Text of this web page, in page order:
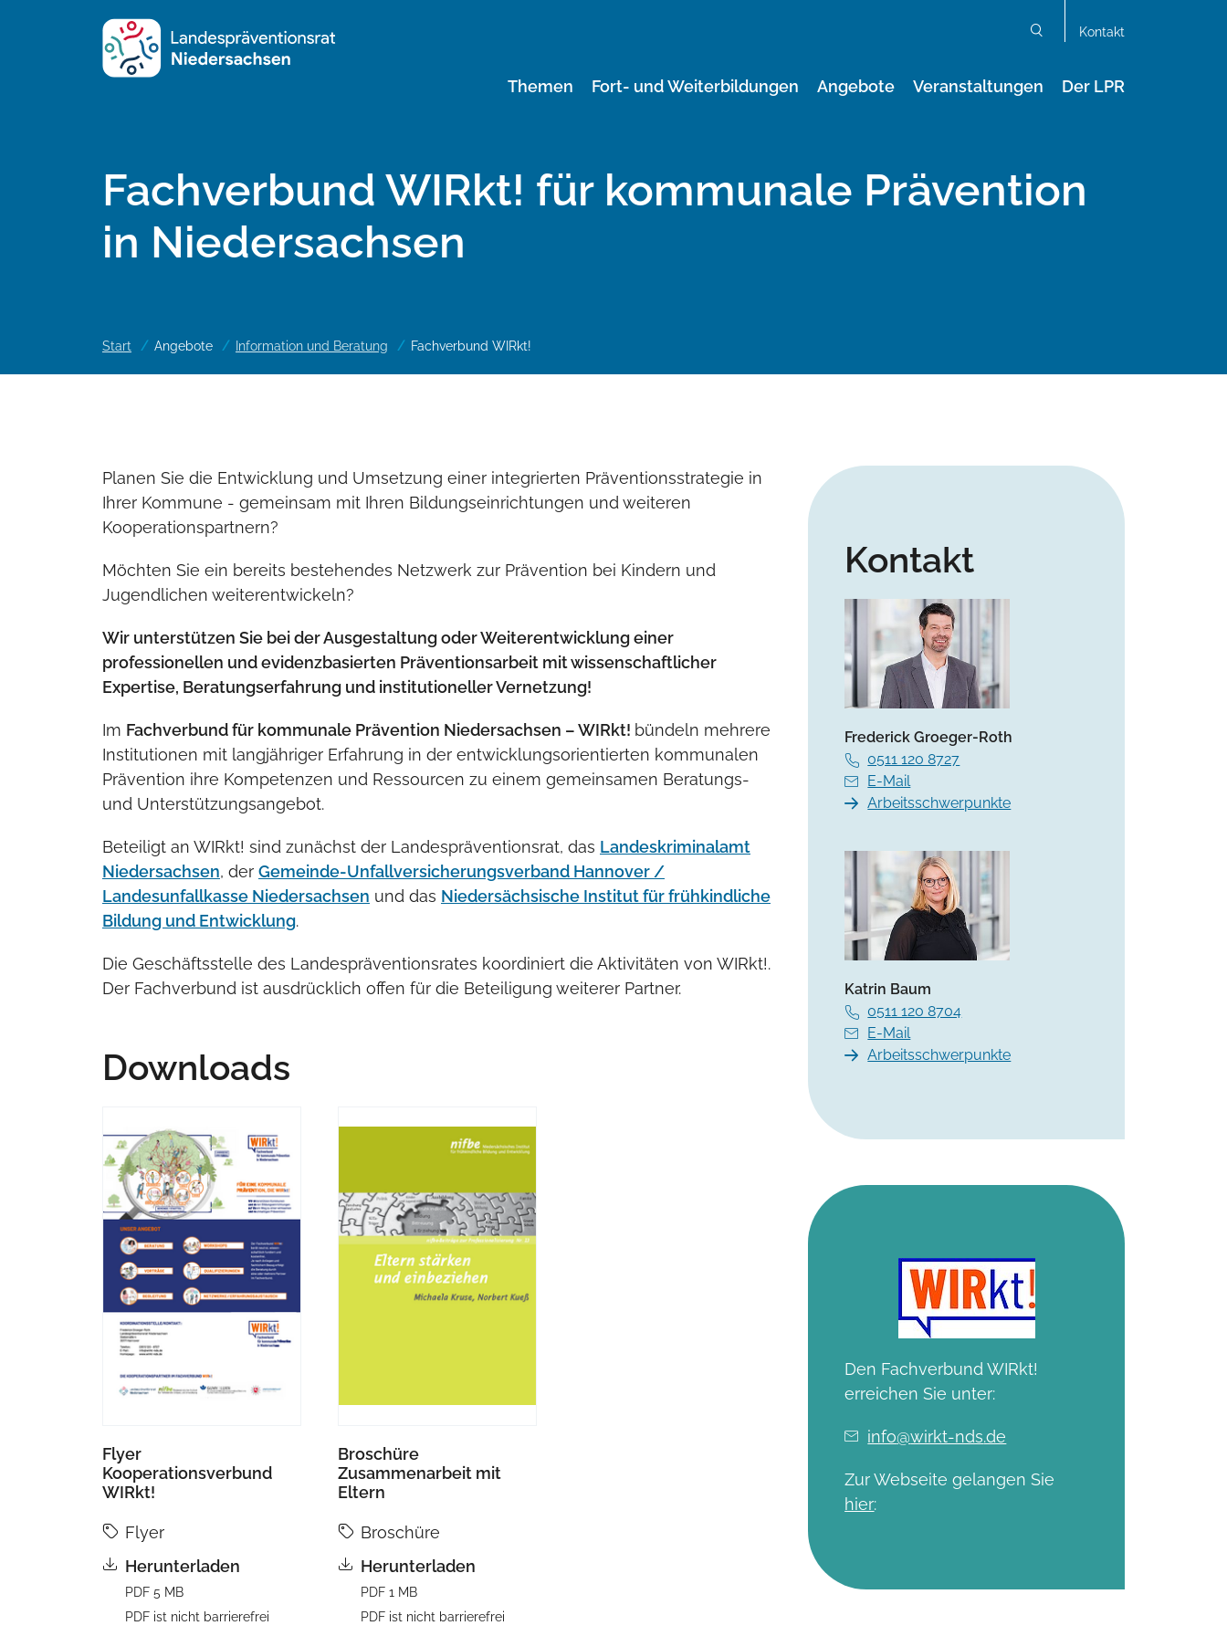
Suchen Kontakt
Themen Fort- und Weiterbildungen Angebote Veranstaltungen Der LPR
Fachverbund WIRkt! für kommunale Prävention
in Niedersachsen
Start Angebote Information und Beratung Fachverbund WIRkt!
Planen Sie die Entwicklung und Umsetzung einer integrierten Präventionsstrategie in
Ihrer Kommune - gemeinsam mit Ihren Bildungseinrichtungen und weiteren
Kooperationspartnern?
Möchten Sie ein bereits bestehendes Netzwerk zur Prävention bei Kindern und
Jugendlichen weiterentwickeln?
Wir unterstützen Sie bei der Ausgestaltung oder Weiterentwicklung einer
professionellen und evidenzbasierten Präventionsarbeit mit wissenschaftlicher
Expertise, Beratungserfahrung und institutioneller Vernetzung!
Im Fachverbund für kommunale Prävention Niedersachsen – WIRkt! bündeln mehrere
Institutionen mit langjähriger Erfahrung in der entwicklungsorientierten kommunalen
Prävention ihre Kompetenzen und Ressourcen zu einem gemeinsamen Beratungs-
und Unterstützungsangebot.
Beteiligt an WIRkt! sind zunächst der Landespräventionsrat, das Landeskriminalamt
Niedersachsen, der Gemeinde-Unfallversicherungsverband Hannover /
Landesunfallkasse Niedersachsen und das Niedersächsische Institut für frühkindliche
Bildung und Entwicklung.
Die Geschäftsstelle des Landespräventionsrates koordiniert die Aktivitäten von WIRkt!.
Der Fachverbund ist ausdrücklich offen für die Beteiligung weiterer Partner.
Downloads
Flyer
Kooperationsverbund
WIRkt!
Flyer
Herunterladen
PDF 5 MB
PDF ist nicht barrierefrei
Broschüre
Zusammenarbeit mit
Eltern
Broschüre
Herunterladen
PDF 1 MB
PDF ist nicht barrierefrei
Kontakt
Frederick Groeger-Roth
0511 120 8727
E-Mail
Arbeitsschwerpunkte
Katrin Baum
0511 120 8704
E-Mail
Arbeitsschwerpunkte
Den Fachverbund WIRkt!
erreichen Sie unter:
info@wirkt-nds.de
Zur Webseite gelangen Sie
hier: